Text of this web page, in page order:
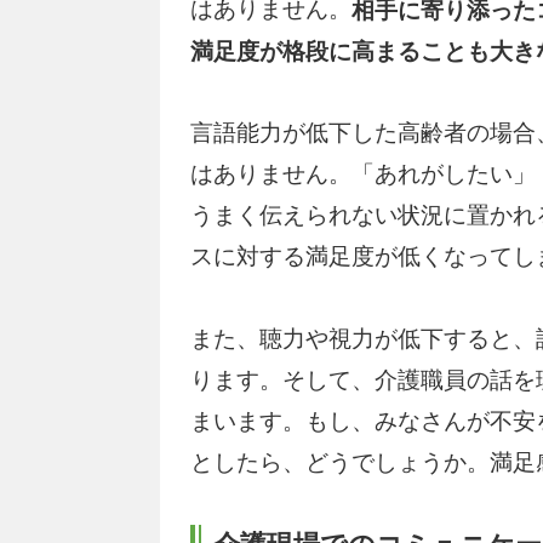
はありません。 相手に寄り添っ
満足度が格段に高まることも大
言語能力が低下した高齢者の場
はありません。「あれがしたい
うまく伝えられない状況に置か
スに対する満足度が低くなって
また、聴力や視力が低下すると
ります。そして、介護職員の話
まいます。もし、みなさんが不
としたら、どうでしょうか。満